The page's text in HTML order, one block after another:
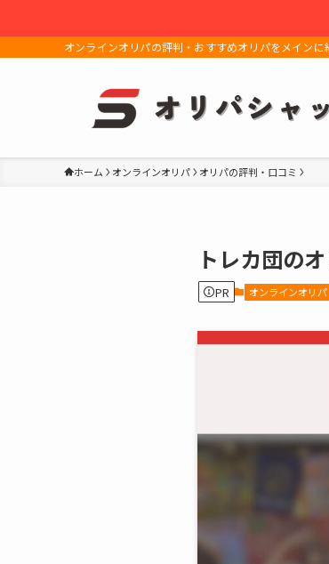
オンラインオリパの評判・おすすめオリパをメインに
ホーム オンラインオリパ オリパの評判・口コミ
トレカ団の
PR オンラインオリパ